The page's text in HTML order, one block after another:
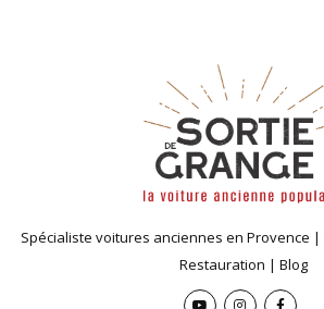
Spécialiste voitures anciennes en Provence
Restauration | Blog